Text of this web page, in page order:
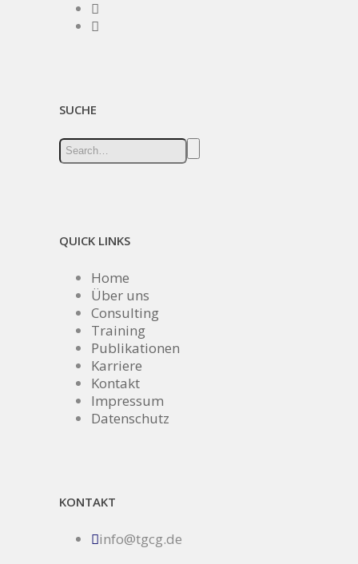
SUCHE
QUICK LINKS
Home
Über uns
Consulting
Training
Publikationen
Karriere
Kontakt
Impressum
Datenschutz
KONTAKT
info@tgcg.de